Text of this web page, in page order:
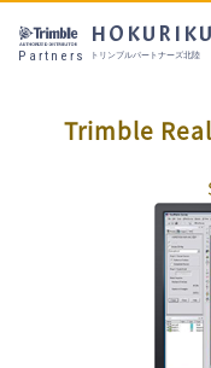
Partners
HOKURIKU
トリンブルパートナーズ北陸
Trimble